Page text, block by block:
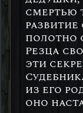
смертью
полотно
Резца
эти
из его
оно